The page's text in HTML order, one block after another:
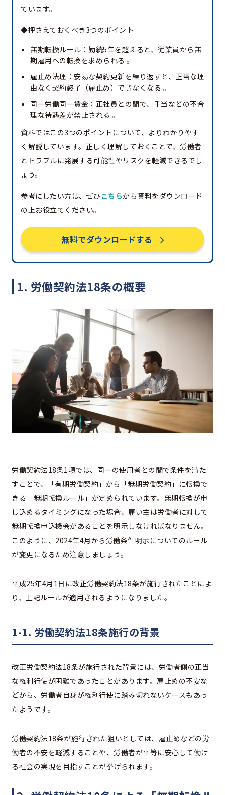
ています。
◆押さえておくべき3つのポイント
無期転換ルール：勤続5年を超えると、従業員から無
期雇用への転換を求められる 。
雇止め法理：安易な契約更新を繰り返すと、正当な理
由なく契約終了（雇止め）できなくなる 。
同一労働同一賃金：正社員との間で、手当などの不合
理な待遇差が禁止される 。
資料ではこの3つのポイントについて、よりわかりやす
く解説しています。正しく理解しておくことで、労働者
とトラブルに発展する可能性やリスクを軽減できるでし
ょう。
参考にしたい方は、ぜひ こちらから資料をダウンロード
の上お役立てください。
無料でダウンロードする
1. 労働契約法18条の概要
労働契約法18条1項では、同一の使用者との間で条件を満た
すことで、「有期労働契約」から「無期労働契約」に転換で
きる「無期転換ルール」が定められています。無期転換が申
し込めるタイミングになった場合、雇い主は労働者に対して
無期転換申込機会があることを明示しなければなりません。
このように、2024年4月から労働条件明示についてのルール
が変更になるため注意しましょう。
平成25年4月1日に改正労働契約法18条が施行されたことによ
り、上記ルールが適用されるようになりました。
1-1. 労働契約法18条施行の背景
改正労働契約法18条が施行された背景には、労働者側の正当
な権利行使が困難であったことがあります。雇止めの不安な
どから、労働者自身が権利行使に踏み切れないケースもあっ
たようです。
労働契約法18条が施行された狙いとしては、雇止めなどの労
働者の不安を軽減することや、労働者が平等に安心して働け
る社会の実現を目指すことが挙げられます。